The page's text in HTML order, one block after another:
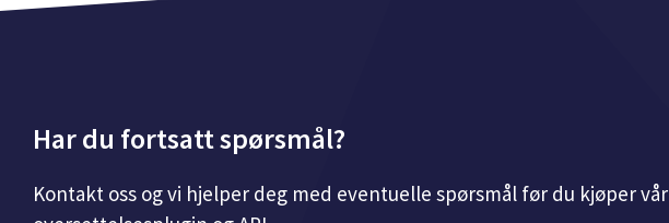
Har du fortsatt spørsmål?
Kontakt oss og vi hjelper deg med eventuelle spørsmål før du kjøper vår